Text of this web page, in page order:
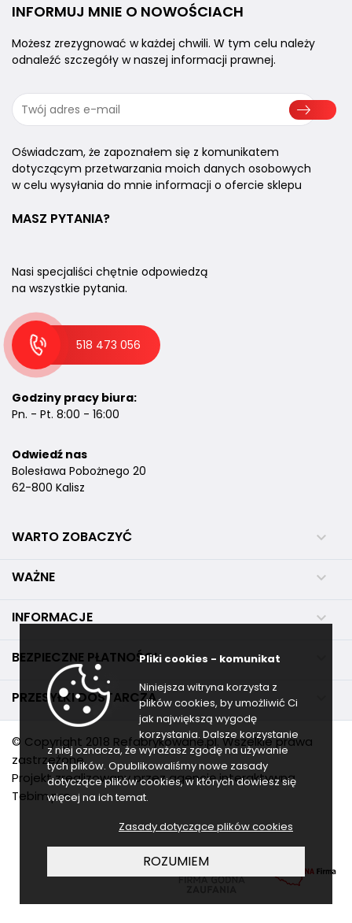
Pliki cookies - komunikat
Niniejsza witryna korzysta z
plików cookies, by umożliwić Ci
jak największą wygodę
korzystania. Dalsze korzystanie
z niej oznacza, że wyrażasz zgodę na używanie
tych plików. Opublikowaliśmy nowe zasady
dotyczące plików cookies, w których dowiesz się
więcej na ich temat.
Zasady dotyczące plików cookies
ROZUMIEM
INFORMUJ MNIE O NOWOŚCIACH
Możesz zrezygnować w każdej chwili. W tym celu należy
odnaleźć szczegóły w naszej informacji prawnej.
Oświadczam, że zapoznałem się z komunikatem
dotyczącym przetwarzania moich danych osobowych
w celu wysyłania do mnie informacji o ofercie sklepu
MASZ PYTANIA?
Nasi specjaliści chętnie odpowiedzą
na wszystkie pytania.
518 473 056
Godziny pracy biura:
Pn. - Pt. 8:00 - 16:00
Odwiedź nas
Bolesława Pobożnego 20
62-800 Kalisz
WARTO ZOBACZYĆ 
WAŻNE 
INFORMACJE 
BEZPIECZNE PŁATNOŚCI
PRZESYŁKI DOSTARCZA
© Copyright 2018 Refabrykowane.pl. Wszelkie prawa
zastrzeżone.
Projekt zrealizowany przez agencję interaktywną
Tebim.pro